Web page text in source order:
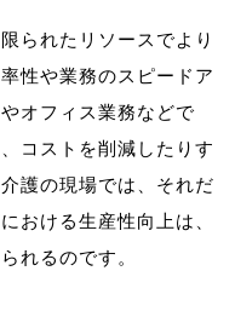
られたリソースでより
性や業務のスピードア
オフィス業務などで
コストを削減したりす
護の現場では、それだ
おける生産性向上は、
れるのです。